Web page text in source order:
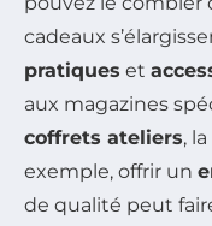
cadeaux
pratiques et
aux magazines
coffrets ateliers,
exemple, offrir un
de qualité peut